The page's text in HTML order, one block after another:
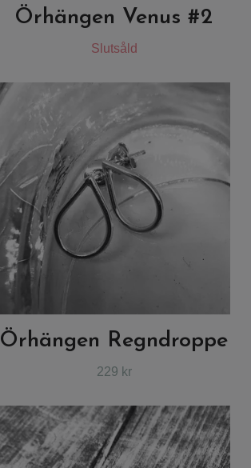
Örhängen Venus #2
Slutsåld
Örhängen Regndroppe
229 kr